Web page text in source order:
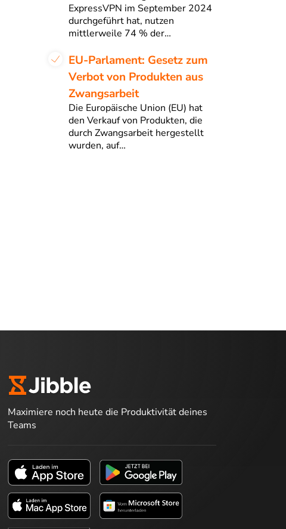
ExpressVPN im September 2024
durchgeführt hat, nutzen
mittlerweile 74 % der…
EU-Parlament: Gesetz zum
Verbot von Produkten aus
Zwangsarbeit
Die Europäische Union (EU) hat
den Verkauf von Produkten, die
durch Zwangsarbeit hergestellt
wurden, auf…
Maximiere noch heute die Produktivität deines
Teams